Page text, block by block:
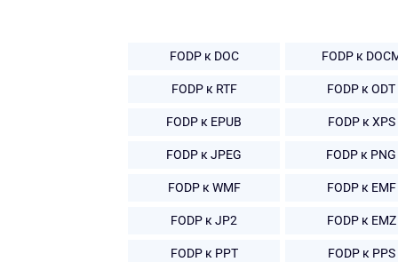
FODP к DOC FODP к
FODP к RTF FODP к ODT
FODP к EPUB FODP к XPS
FODP к JPEG FODP к PNG
FODP к WMF FODP к EMF
FODP к JP2 FODP к EMZ
FODP к PPT FODP к PPS